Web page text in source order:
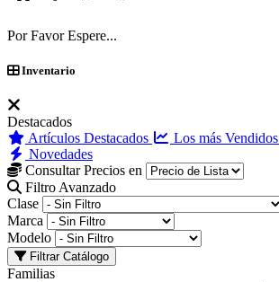
Por Favor Espere...
Inventario
Destacados
Artículos Destacados
Los más Vendidos
Novedades
Consultar Precios en
Filtro Avanzado
Clase
Marca
Modelo
Filtrar Catálogo
Familias